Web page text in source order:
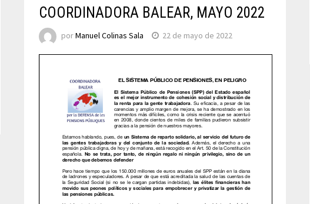
COORDINADORA BALEAR, MAYO 2022
porManuel Colinas Sala 22 de mayo de 2022